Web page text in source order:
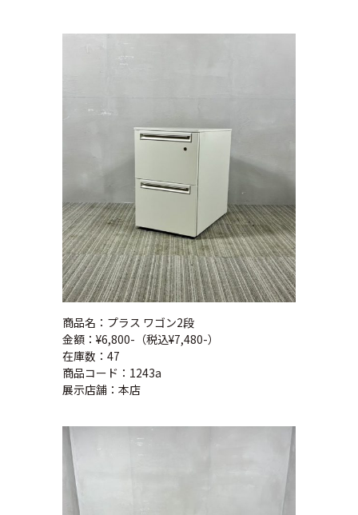
商品名：プラス ワゴン2段
金額：¥6,800-（税込¥7,480-）
在庫数：47
商品コード：1243a
展示店舗：本店